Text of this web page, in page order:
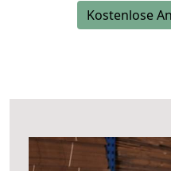
Kostenlose